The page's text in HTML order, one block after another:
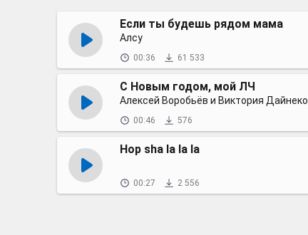
Если ты будешь рядом мама
Алсу
00:36 61 533
С Новым годом, мой ЛЧ
Алексей Воробьёв и Виктория Дайнеко
00:46 576
Hop sha la la la
00:27 2 556